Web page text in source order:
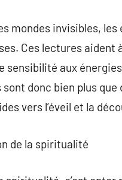
mondes invisibles,
Ces lectures aident
aux
donc bien plus
vers l’éveil et la
de la spiritualité